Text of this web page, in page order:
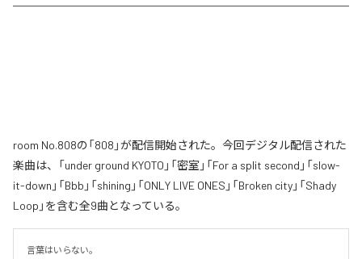
room No.808の「808」が配信開始された。今回デジタル配信された
楽曲は、「under ground KYOTO」「密室」「For a split second」「slow-
it-down」「Bbb」「shining」「ONLY LIVE ONES」「Broken city」「Shady
Loop」を含む全9曲となっている。
言葉はいらない。